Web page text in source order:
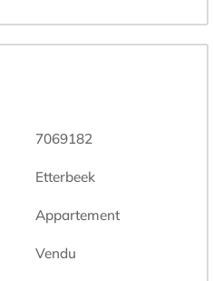
7069182
Etterbeek
Appartement
Vendu